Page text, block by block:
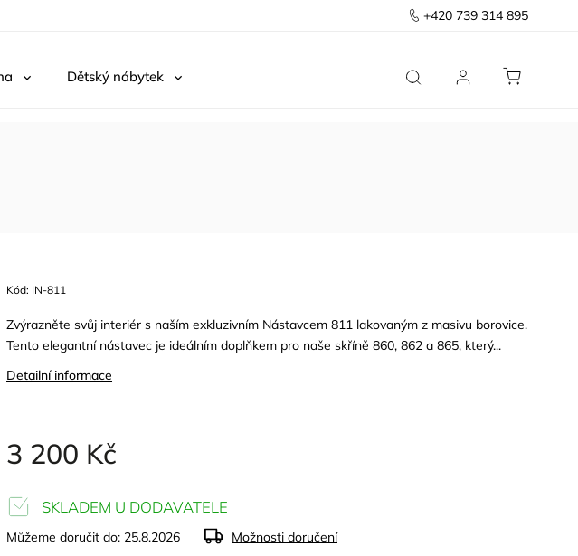
+420 739 314 895
Dětský nábytek Předsíň
3 200 Kč
Kód: IN-811
Zvýrazněte svůj interiér s naším exkluzivním Nástavcem 811 lakovaným z masivu borovice.
Tento elegantní nástavec je ideálním doplňkem pro naše skříně 860, 862 a 865, který...
Detailní informace
SKLADEM U DODAVATELE
Můžeme doručit do: 25.8.2026 Možnosti doručení